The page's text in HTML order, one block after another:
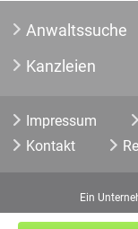
Anwaltssuche
Kanzleien
Impressum
Kontakt
Ein